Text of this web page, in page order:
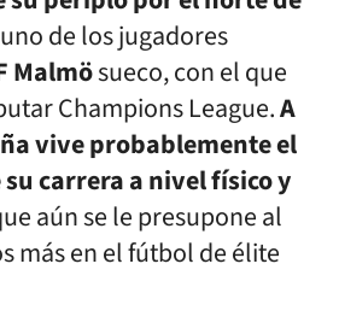
de los jugadores
Malmösueco, con el que
Champions League.A
vive probablemente el
carrera a nivel físico y
aún se le presupone al
más en el fútbol de élite